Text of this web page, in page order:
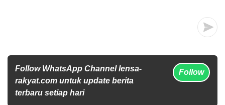
Follow WhatsApp Channel lensa-
rakyat.com untuk update berita
terbaru setiap hari
Follow